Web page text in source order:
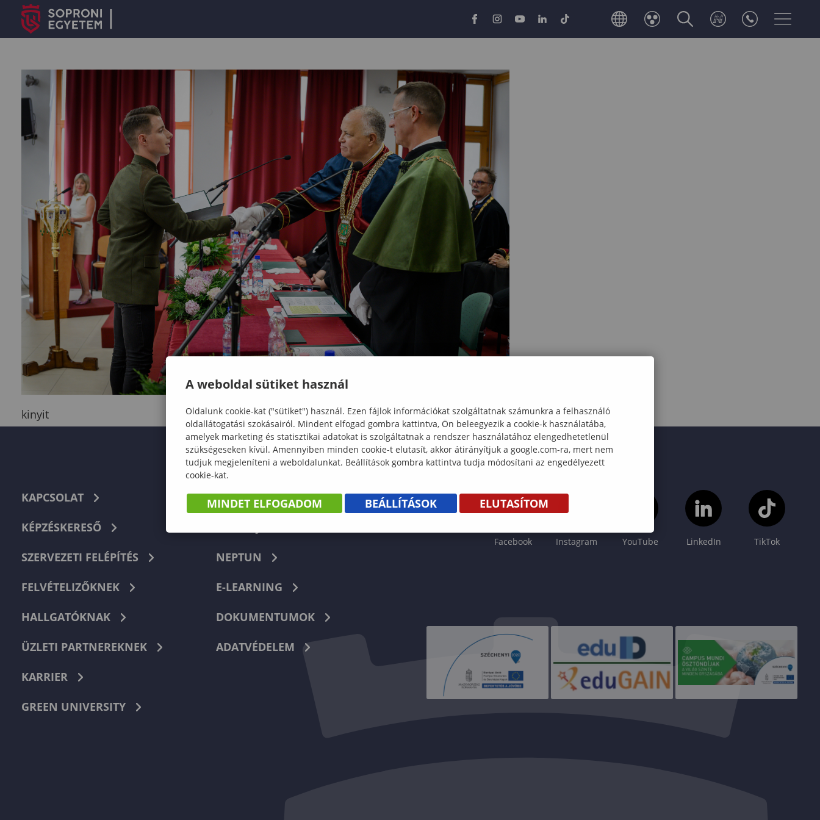
kinyit
KAPCSOLAT
KÉPZÉSKERESŐ
SZERVEZETI FELÉPÍTÉS
FELVÉTELIZŐKNEK
HALLGATÓKNAK
ÜZLETI PARTNEREKNEK
KARRIER
GREEN UNIVERSITY
TELEFONKÖNYV
NEPTUN
E-LEARNING
DOKUMENTUMOK
ADATVÉDELEM
Facebook Instagram YouTube LinkedIn TikTok
A weboldal sütiket használ
Oldalunk cookie-kat ("sütiket") használ. Ezen fájlok információkat szolgáltatnak számunkra a felhasználó
oldallátogatási szokásairól. Mindent elfogad gombra kattintva, Ön beleegyezik a cookie-k használatába,
amelyek marketing és statisztikai adatokat is szolgáltatnak a rendszer használatához elengedhetetlenül
szükségeseken kívül. Amennyiben minden cookie-t elutasít, akkor átirányítjuk a google.com-ra, mert nem
tudjuk megjeleníteni a weboldalunkat. Beállítások gombra kattintva tudja módosítani az engedélyezett
cookie-kat.
MINDET ELFOGADOM BEÁLLÍTÁSOK ELUTASÍTOM